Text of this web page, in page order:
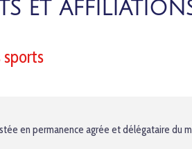
ET
en permanence agrée et délégataire du